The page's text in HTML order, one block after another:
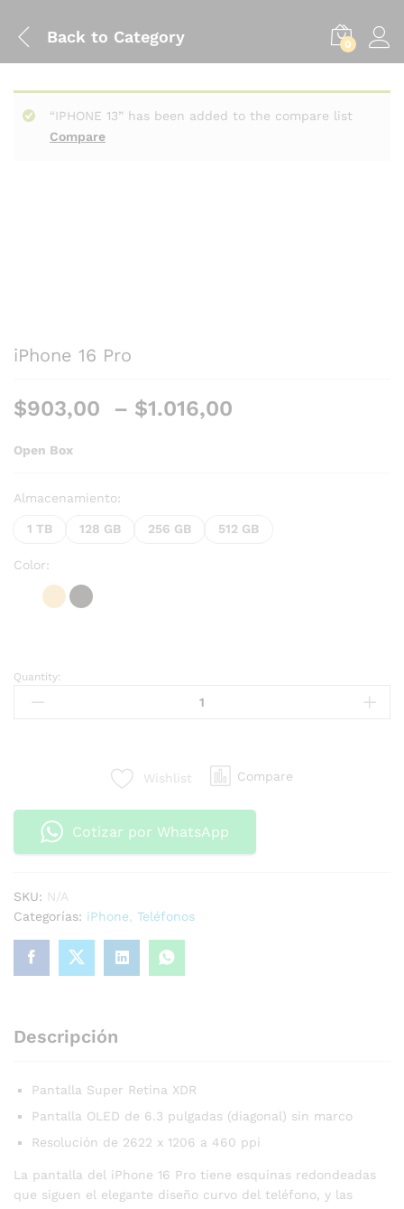
Back to Category 0
Compare
“IPHONE 13” has been added to the compare list
iPhone 16 Pro
$903,00 – $1.016,00
Open Box
Almacenamiento:
1 TB 128 GB 256 GB 512 GB
Color:
Quantity:
Wishlist Compare
Cotizar por WhatsApp
SKU: N/A
Categorías: iPhone Teléfonos
Descripción
Pantalla Super Retina XDR
Pantalla OLED de 6.3 pulgadas (diagonal) sin marco
Resolución de 2622 x 1206 a 460 ppi
La pantalla del iPhone 16 Pro tiene esquinas redondeadas
que siguen el elegante diseño curvo del teléfono, y las